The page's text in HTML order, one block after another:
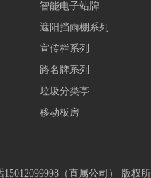
智能电子站牌
遮阳挡雨棚系列
宣传栏系列
路名牌系列
垃圾分类亭
移动板房
（直属公司） 版权所